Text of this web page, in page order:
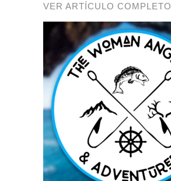
VER ARTÍCULO COMPLETO